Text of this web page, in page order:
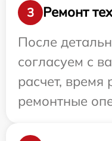
3
Ремонт
После
согласуем с
расчет, время
ремонтные